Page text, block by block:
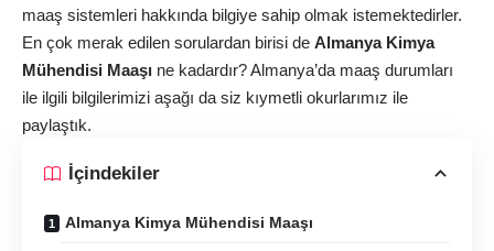
maaş sistemleri hakkında bilgiye sahip olmak istemektedirler.
En çok merak edilen sorulardan birisi de Almanya Kimya
Mühendisi Maaşı ne kadardır? Almanya’da maaş durumları
ile ilgili bilgilerimizi aşağı da siz kıymetli okurlarımız ile
paylaştık.
İçindekiler
Almanya Kimya Mühendisi Maaşı